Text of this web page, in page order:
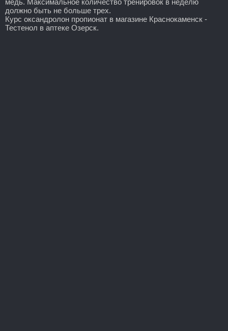
должно быть не больше трех.
Курс оксандролон пропионат в магазине Краснокаменск -
Тестенол в аптеке Озерск.